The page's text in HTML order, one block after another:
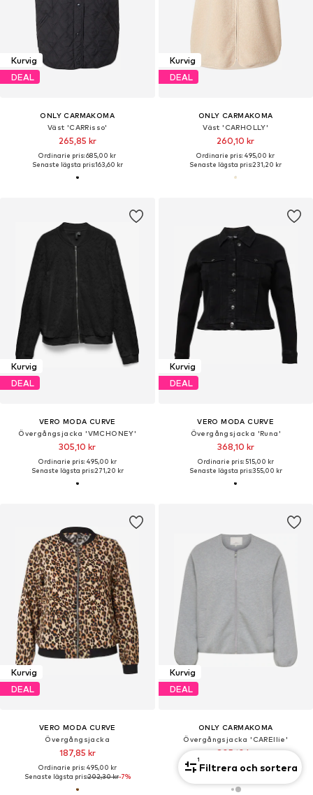
Kurvig
DEAL
ONLY CARMAKOMA
Väst 'CARRisso'
265,85 kr
Ordinarie pris: 685,00 kr
Senaste lägsta pris:163,60 kr
Kurvig
DEAL
ONLY CARMAKOMA
Väst 'CARHOLLY'
260,10 kr
Ordinarie pris: 495,00 kr
Senaste lägsta pris:231,20 kr
Kurvig
DEAL
VERO MODA CURVE
Övergångsjacka 'VMCHONEY'
305,10 kr
Ordinarie pris: 495,00 kr
Senaste lägsta pris:271,20 kr
Kurvig
DEAL
VERO MODA CURVE
Övergångsjacka 'Runa'
368,10 kr
Ordinarie pris: 515,00 kr
Senaste lägsta pris:355,00 kr
Kurvig
DEAL
VERO MODA CURVE
Övergångsjacka
187,85 kr
Ordinarie pris: 495,00 kr
Senaste lägsta pris:202,30 kr-7%
Kurvig
DEAL
ONLY CARMAKOMA
Övergångsjacka 'CAREllie'
305,10 kr
Ordinarie pris: 569,00 kr
1
Filtrera och sortera